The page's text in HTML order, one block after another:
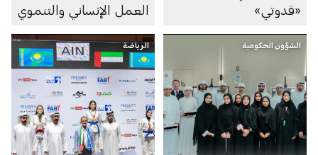
«قدوتي»
العمل الإنساني والتنموي
الشؤون الحكومية الرياضة